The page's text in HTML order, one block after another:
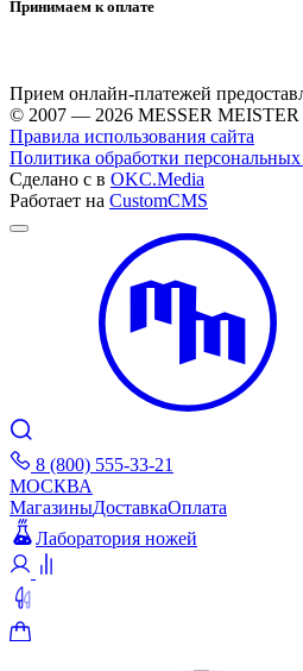
Принимаем к оплате
Прием онлайн-платежей
© 2007 — 2026 MESSER MEISTER
Правила использования сайта
Политика обработки
Сделано с в OKC.Media
Работает на CustomCMS
8 (800) 555-33-21
МОСКВА
МагазиныДоставкаОплата
Лаборатория ножей